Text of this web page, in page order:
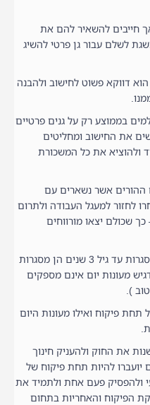
חייבים להשאיר להם את
לשלם עבור גן פרטי להשיג
דווקא פשוט לחישוב ולהבנה
ל- 2 ילדים משלמים בממוצע רק על גנים פרטיים
את החישוב ומחליטים
ולהוציא את כל המשכורת
ההורים אשר נשארים עם
לחזור למעגל העבודה ולתרום
שכולם יצאו מורווחים
מעבר לכך הגופים אשר מציעים מסגרות עד גיל 3 שנים הן מסגרות
מעונות יום אינם מספקים
).
תחת פיקוח ואילו מעונות היום
את החוק ולהעניק חינוך
יועברו להיות תחת פיקוח של
ולהפסיק פעם אחת ולתמיד את
הפיקוח והאחריות בתחום